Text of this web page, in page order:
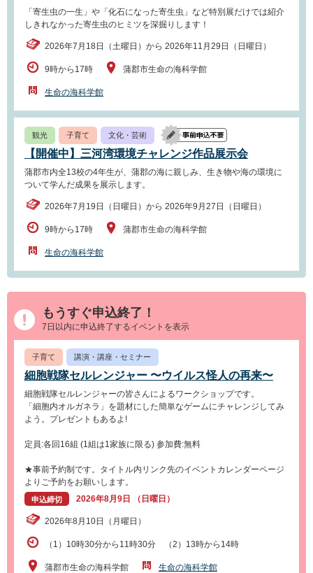
「寄生虫の一生」や「化石になった寄生虫」など特別展だけでは紹介
しきれなかった寄生虫のヒミツを深掘りします！
2026年7月18日（土曜日）から 2026年11月29日（日曜日）
9時から17時 蒲郡市生命の海科学館
生命の海科学館
観光 子育て 文化・芸術
【開催中】三河湾環境チャレンジ作品展示会
蒲郡市内全13校の4年生が、蒲郡の海に親しみ、生き物や海の環境に
ついて学んだ成果を展示します。
2026年7月19日（日曜日）から 2026年9月27日（日曜日）
9時から17時 蒲郡市生命の海科学館
生命の海科学館
もうすぐ申込終了！
7日以内に申込終了するイベントを表示
子育て 講演・講座・セミナー
細胞戦隊セルレンジャー 〜ウイルス怪人の再来〜
細胞戦隊セルレンジャーの皆さんによるワークショップです。
「細胞内オルガネラ」を題材にした簡単なゲームにチャレンジしてみ
よう。プレゼントもあるよ!
定員:各回16組 (1組は1家族に限る) 参加費:無料
★事前予約制です。タイトル内リンク先のイベントカレンダーページ
よりご予約をお願いします。
申込締切 2026年8月9日 （日曜日）
2026年8月10日（月曜日）
（1）10時30分から11時30分 （2）13時から14時
蒲郡市生命の海科学館 生命の海科学館